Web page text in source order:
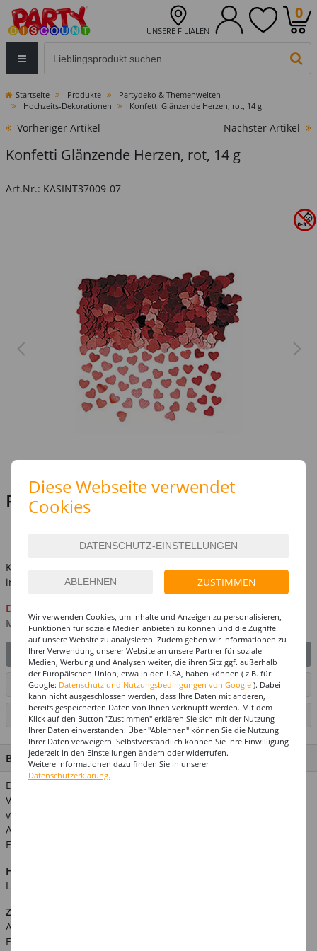
UNSERE FILIALEN
0
Startseite Produkte
Partydeko & Themenwelten
Hochzeits-Dekorationen
Konfetti Glänzende Herzen, rot, 14 g
Vorheriger Artikel Nächster Artikel
Konfetti Glänzende Herzen, rot, 14 g
Art.Nr.: KASINT37009-07
Preis: 3,49 €
(1 kg = 249.29 EUR)
inkl. MwSt.zzgl. Versandkosten
Kostenlose Lieferung ab
innerhalb Deutschlands -
Derzeit nicht verfügbar
Mehr ist unterwegs
IN DEN WARENKORB
ARTIKEL AUF WUNSCHLISTE SETZEN
SEITE DRUCKEN
BESCHREIBUNG
Dekorieren und Streuen nach Herzenslust. Inhalt: 14 g.
Verwandte Suchbegriffe: confetti, dekoration, hochzeitsdeko,
valentinstag
Achtung! Nicht für Kinder unter 3 Jahren geeignet.
Erstickungsgefahr wegen verschluckbarer Kleinteile.
Hinweis:
Lieferumfang enthalten.
Zusätzliche Produktinformationen:
Art.Nr.: KASINT37009-07
EAN: 013051420918
Diese Webseite verwendet
Cookies
ZUSTIMMEN
Wir verwenden Cookies, um Inhalte und Anzeigen zu personalisieren,
Funktionen für soziale Medien anbieten zu können und die Zugriffe
auf unsere Website zu analysieren. Zudem geben wir Informationen zu
Ihrer Verwendung unserer Website an unsere Partner für soziale
Medien, Werbung und Analysen weiter, die ihren Sitz ggf. außerhalb
der Europäischen Union, etwa in den USA, haben können ( z.B. für
Google: Datenschutz und Nutzungsbedingungen von Google ). Dabei
kann nicht ausgeschlossen werden, dass Ihre Daten mit anderen,
bereits gespeicherten Daten von Ihnen verknüpft werden. Mit dem
Klick auf den Button "Zustimmen" erklären Sie sich mit der Nutzung
Ihrer Daten einverstanden. Über "Ablehnen" können Sie die Nutzung
Ihrer Daten verweigern. Selbstverständlich können Sie Ihre Einwilligung
jederzeit in den Einstellungen ändern oder widerrufen.
Weitere Informationen dazu finden Sie in unserer
Datenschutzerklärung.